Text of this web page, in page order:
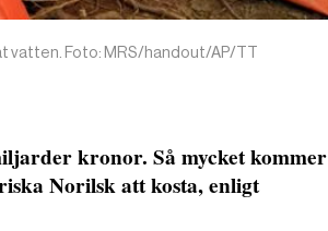
vatten. Foto: MRS/handout/AP/TT
kronor. Så mycket kommer
Norilsk att kosta, enligt